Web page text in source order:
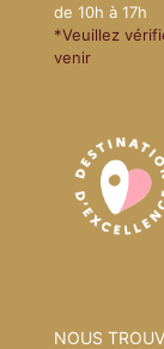
de 10h à 17h
*Veuillez
venir
NOUS